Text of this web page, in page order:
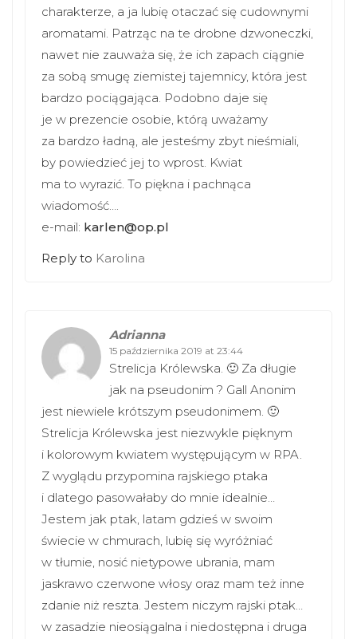
charakterze, a ja lubię otaczać się cudownymi
aromatami. Patrząc na te drobne dzwoneczki,
nawet nie zauważa się, że ich zapach ciągnie
za sobą smugę ziemistej tajemnicy, która jest
bardzo pociągająca. Podobno daje się
je w prezencie osobie, którą uważamy
za bardzo ładną, ale jesteśmy zbyt nieśmiali,
by powiedzieć jej to wprost. Kwiat
ma to wyrazić. To piękna i pachnąca
wiadomość….
e-mail: karlen@op.pl
Reply to Karolina
Adrianna
15 października 2019 at 23:44
Strelicja Królewska. 🙂 Za długie
jak na pseudonim ? Gall Anonim
jest niewiele krótszym pseudonimem. 🙂
Strelicja Królewska jest niezwykle pięknym
i kolorowym kwiatem występującym w RPA.
Z wyglądu przypomina rajskiego ptaka
i dlatego pasowałaby do mnie idealnie…
Jestem jak ptak, latam gdzieś w swoim
świecie w chmurach, lubię się wyróżniać
w tłumie, nosić nietypowe ubrania, mam
jaskrawo czerwone włosy oraz mam też inne
zdanie niż reszta. Jestem niczym rajski ptak…
w zasadzie nieosiągalna i niedostępna i druga